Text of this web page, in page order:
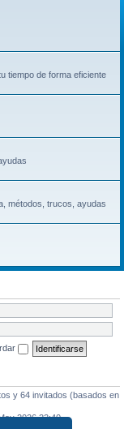
tiempo de forma eficiente
métodos, trucos, ayudas
y 64 invitados (basados en
2026 22:40